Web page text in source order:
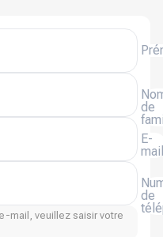
de
E-
mail
de
mail, veuillez saisir votre